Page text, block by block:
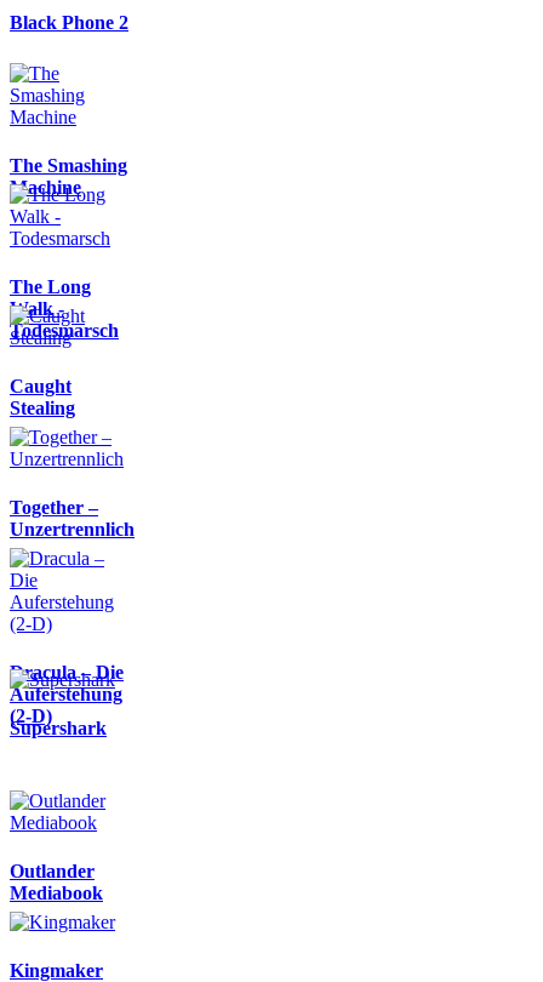
Black Phone 2
The Smashing
Machine
The Long
Walk -
Todesmarsch
Caught
Stealing
Together –
Unzertrennlich
Dracula – Die
Auferstehung
(2-D)
Supershark
Outlander
Mediabook
Kingmaker